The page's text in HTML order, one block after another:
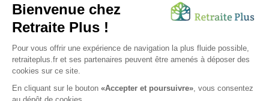
ainés.
Lire l'article
Vous avez besoin d’une aide de nos équipes ?
Obtenir les tarifs & disponibilités